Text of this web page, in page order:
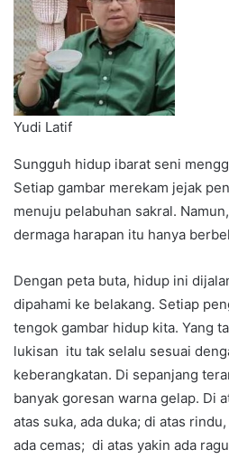
Yudi Latif
Sungguh hidup ibarat seni
Setiap gambar merekam jejak
menuju pelabuhan sakral.
dermaga harapan itu hanya
Dengan peta buta, hidup ini
dipahami ke belakang. Setiap
tengok gambar hidup kita. Yang
lukisan itu tak selalu sesuai
keberangkatan. Di sepanjang
banyak goresan warna gelap. Di
atas suka, ada duka; di atas
ada cemas; di atas yakin ada